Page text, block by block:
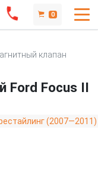
0
клапан
Ford Focus II